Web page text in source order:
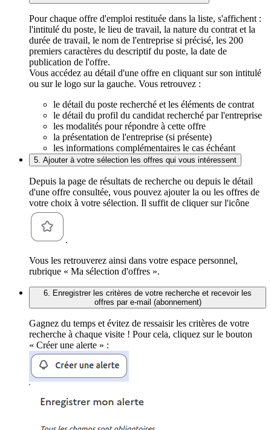
Pour chaque offre d'emploi restituée dans la liste, s'affichent :
l'intitulé du poste, le lieu de travail, la nature du contrat et la
durée de travail, le nom de l'entreprise si précisé, les 200
premiers caractères du descriptif du poste, la date de
publication de l'offre.
Vous accédez au détail d'une offre en cliquant sur son intitulé
ou sur le logo sur la gauche. Vous retrouvez :
le détail du poste recherché et les éléments de contrat
le détail du profil du candidat recherché par l'entreprise
les modalités pour répondre à cette offre
la présentation de l'entreprise (si présente)
les informations complémentaires le cas échéant
5. Ajouter à votre sélection les offres qui vous intéressent
Depuis la page de résultats de recherche ou depuis le détail
d'une offre consultée, vous pouvez ajouter la ou les offres de
votre choix à votre sélection. Il suffit de cliquer sur l'icône
.
Vous les retrouverez ainsi dans votre espace personnel,
rubrique « Ma sélection d'offres ».
6. Enregistrer les critères de votre recherche et recevoir les
offres par e-mail (abonnement)
Gagnez du temps et évitez de ressaisir les critères de votre
recherche à chaque visite ! Pour cela, cliquez sur le bouton
« Créer une alerte » :